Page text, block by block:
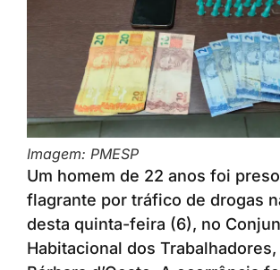
Imagem: PMESP
Um homem de 22 anos foi
flagrante por tráfico de drogas
desta quinta-feira (6), no
Habitacional dos Trabalhadores,